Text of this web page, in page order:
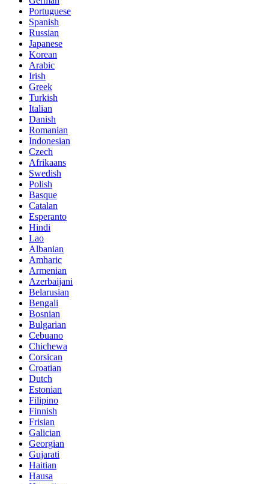
Portuguese
Spanish
Russian
Japanese
Korean
Arabic
Irish
Greek
Turkish
Italian
Danish
Romanian
Indonesian
Czech
Afrikaans
Swedish
Polish
Basque
Catalan
Esperanto
Hindi
Lao
Albanian
Amharic
Armenian
Azerbaijani
Belarusian
Bengali
Bosnian
Bulgarian
Cebuano
Chichewa
Corsican
Croatian
Dutch
Estonian
Filipino
Finnish
Frisian
Galician
Georgian
Gujarati
Haitian
Hausa